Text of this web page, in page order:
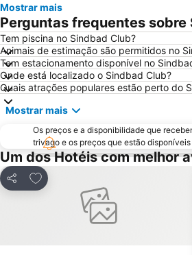
Mostrar mais
Perguntas frequentes sobre
Tem piscina no Sindbad Club?
Animais de estimação são permitidos no
Tem estacionamento disponível no
Onde está localizado o Sindbad Club?
Quais atrações populares estão perto do
Mostrar mais
Os preços e a disponibilidade que
trivago e os preços que estão
Um dos Hotéis com melhor
Partilhar
Adicionar aos favoritos